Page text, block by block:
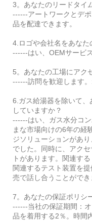
3。あなたのリードタイ
------アートワークとデ
品を配達できます。
4.ロゴや会社名をあなた
------はい、OEMサービ
5。あなたの工場にアク
------訪問を歓迎します
6.ガス給湯器を除いて
していますか？
------はい、ガス水分コ
まな市場向けの6年の経
ジソリューションがあ
でした。同時に、アク
トがあります。関連す
関連するテスト装置を
売で話し合うことができ
7。あなたの保証ポリシ
------当社の保証期間：
品を着用する2％。時間